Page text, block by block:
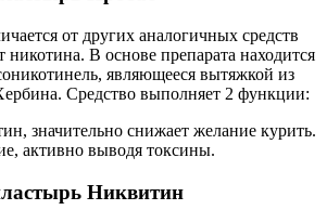
от других аналогичных средств
никотина. В основе препарата находится
являющееся вытяжкой из
Средство выполняет 2 функции:
значительно снижает желание курить.
активно выводя токсины.
Никвитин